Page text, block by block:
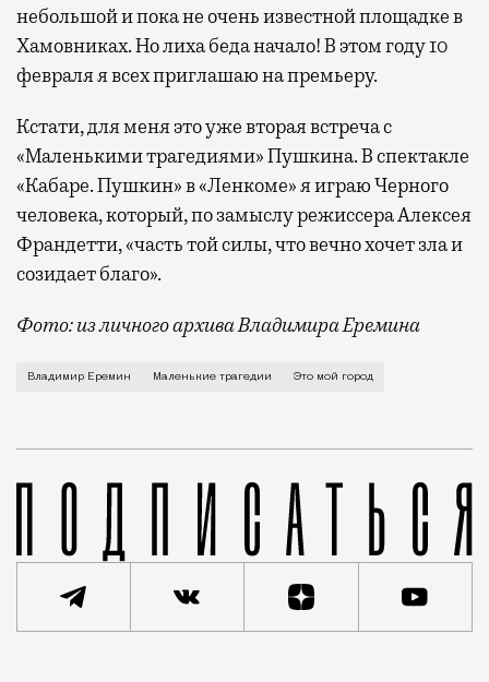
небольшой и пока не очень известной площадке в
Хамовниках. Но лиха беда начало! В этом году 10
февраля я всех приглашаю на премьеру.
Кстати, для меня это уже вторая встреча с
«Маленькими трагедиями» Пушкина. В спектакле
«Кабаре. Пушкин» в «Ленкоме» я играю Черного
человека, который, по замыслу режиссера Алексея
Франдетти, «часть той силы, что вечно хочет зла и
созидает благо».
Фото: из личного архива Владимира Еремина
О взгляде Воланда на Москву из самого
Владимир Еремин Маленькие трагедии Это мой город